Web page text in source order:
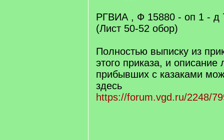
РГВИА , Ф 15880 - оп 1 - д
(Лист 50-52 обор)
Полностью выписку из
этого приказа, и
прибывших с казаками
здесь
https://forum.vgd.ru/2248/